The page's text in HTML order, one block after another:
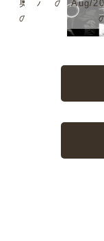
奥志賀森
の音楽堂
バくんで
のジャズ
2
Aug/